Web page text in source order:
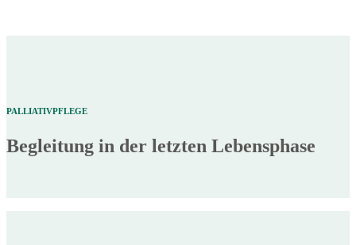
PALLIATIVPFLEGE
Begleitung in der letzten Lebensphase